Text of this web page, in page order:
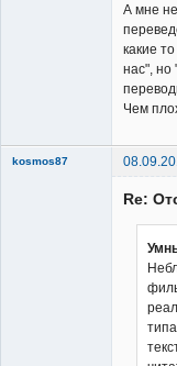
А мне
какие
нас", но
Чем
kosmos87
Re: